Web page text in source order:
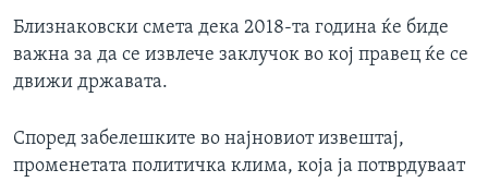
Близнаковски смета дека 2018-та година ќе биде
важна за да се извлече заклучок во кој правец ќе се
движи државата.
Според забелешките во најновиот извештај,
променетата политичка клима, која ја потврдуваат